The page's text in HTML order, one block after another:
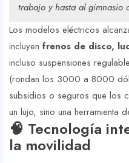
trabajo y hasta al gimnasio
Los modelos eléctricos
incluyen frenos de disco,
incluso suspensiones
(rondan los 3000 a 8000
subsidios o seguros que los
un lujo, sino una herramienta
🧠 Tecnología
la movilidad